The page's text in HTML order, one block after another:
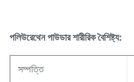
পলিউরেথেন পাউডার শারীরিক বৈশিষ্ট্য:
সম্পত্তি